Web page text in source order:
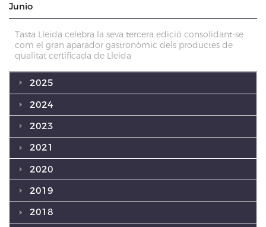
Junio
Tasta Lleida celebra la seva tercera edició consolidant-se
com el gran aparador gastronòmic dels productes de
qualitat certificada de Lleida
2025
2024
2023
2021
2020
2019
2018